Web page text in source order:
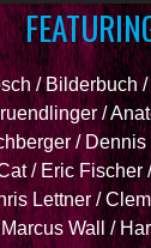
/ Bilderbuch
/
/
/ Eric Fischer
Lettner /
Wall /